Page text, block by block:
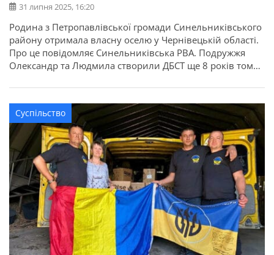
31 липня 2025, 16:20
Родина з Петропавлівської громади Синельниківського
району отримала власну оселю у Чернівецькій області.
Про це повідомляє Синельниківська РВА. Подружжя
Олександр та Людмила створили ДБСТ ще 8 років тому.
які для них також рідні. Через війну родина вимушена
була виїхати у безпечніший регіон. Оселилися спочатку
на Закарпатті, потім перебралися […]
Суспільство